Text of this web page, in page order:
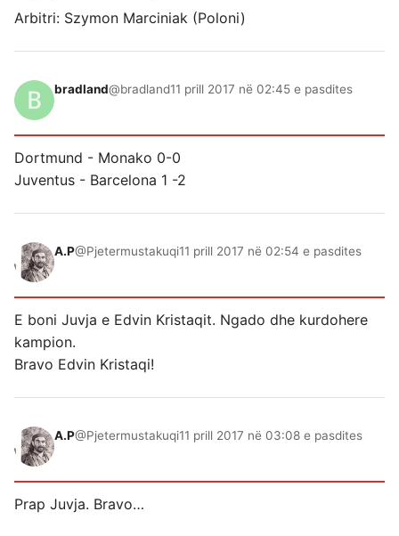
Arbitri: Szymon Marciniak (Poloni)
bradland@bradland11 prill 2017 në 02:45 e pasdites
Dortmund - Monako 0-0
Juventus - Barcelona 1 -2
A.P@Pjetermustakuqi11 prill 2017 në 02:54 e pasdites
E boni Juvja e Edvin Kristaqit. Ngado dhe kurdohere
kampion.
Bravo Edvin Kristaqi!
A.P@Pjetermustakuqi11 prill 2017 në 03:08 e pasdites
Prap Juvja. Bravo…